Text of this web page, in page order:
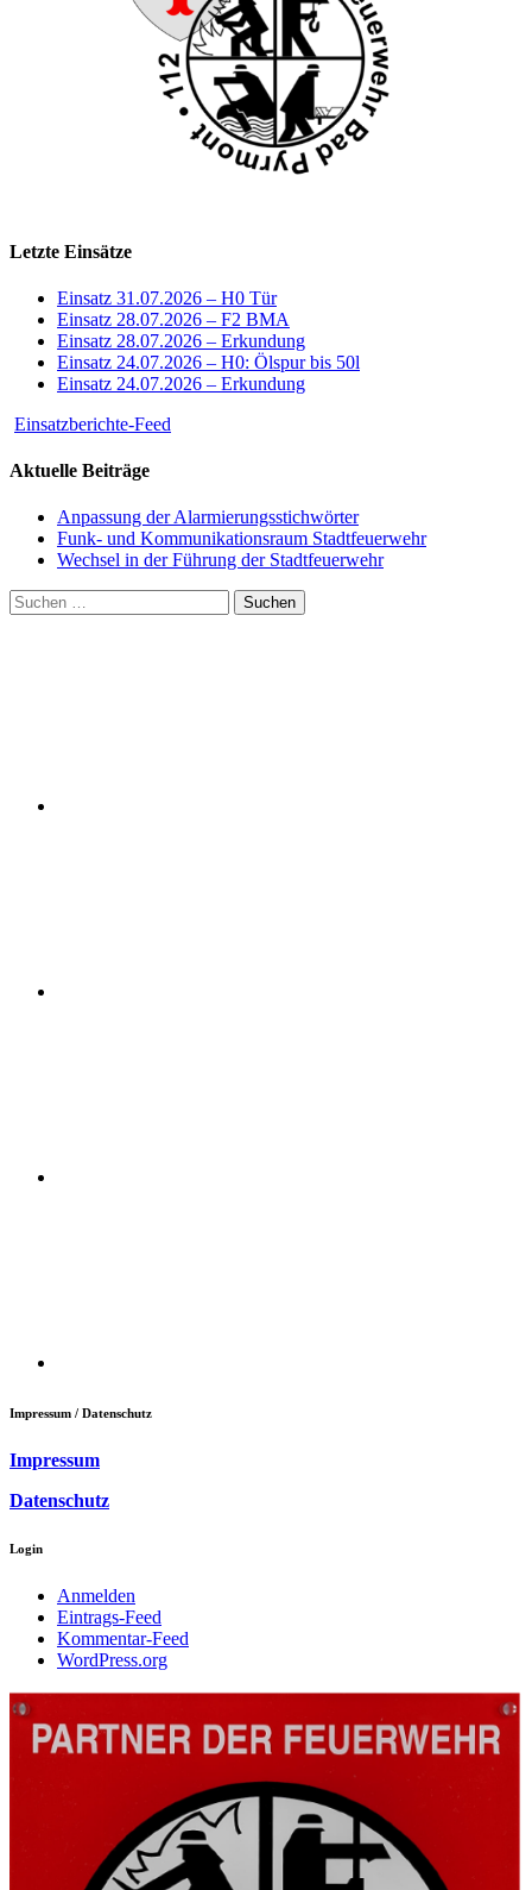
Letzte Einsätze
Einsatz 31.07.2026 – H0 Tür
Einsatz 28.07.2026 – F2 BMA
Einsatz 28.07.2026 – Erkundung
Einsatz 24.07.2026 – H0: Ölspur bis 50l
Einsatz 24.07.2026 – Erkundung
Einsatzberichte-Feed
Aktuelle Beiträge
Anpassung der Alarmierungsstichwörter
Funk- und Kommunikationsraum Stadtfeuerwehr
Wechsel in der Führung der Stadtfeuerwehr
Suchen
nach:
Impressum / Datenschutz
Impressum
Datenschutz
Login
Anmelden
Eintrags-Feed
Kommentar-Feed
WordPress.org